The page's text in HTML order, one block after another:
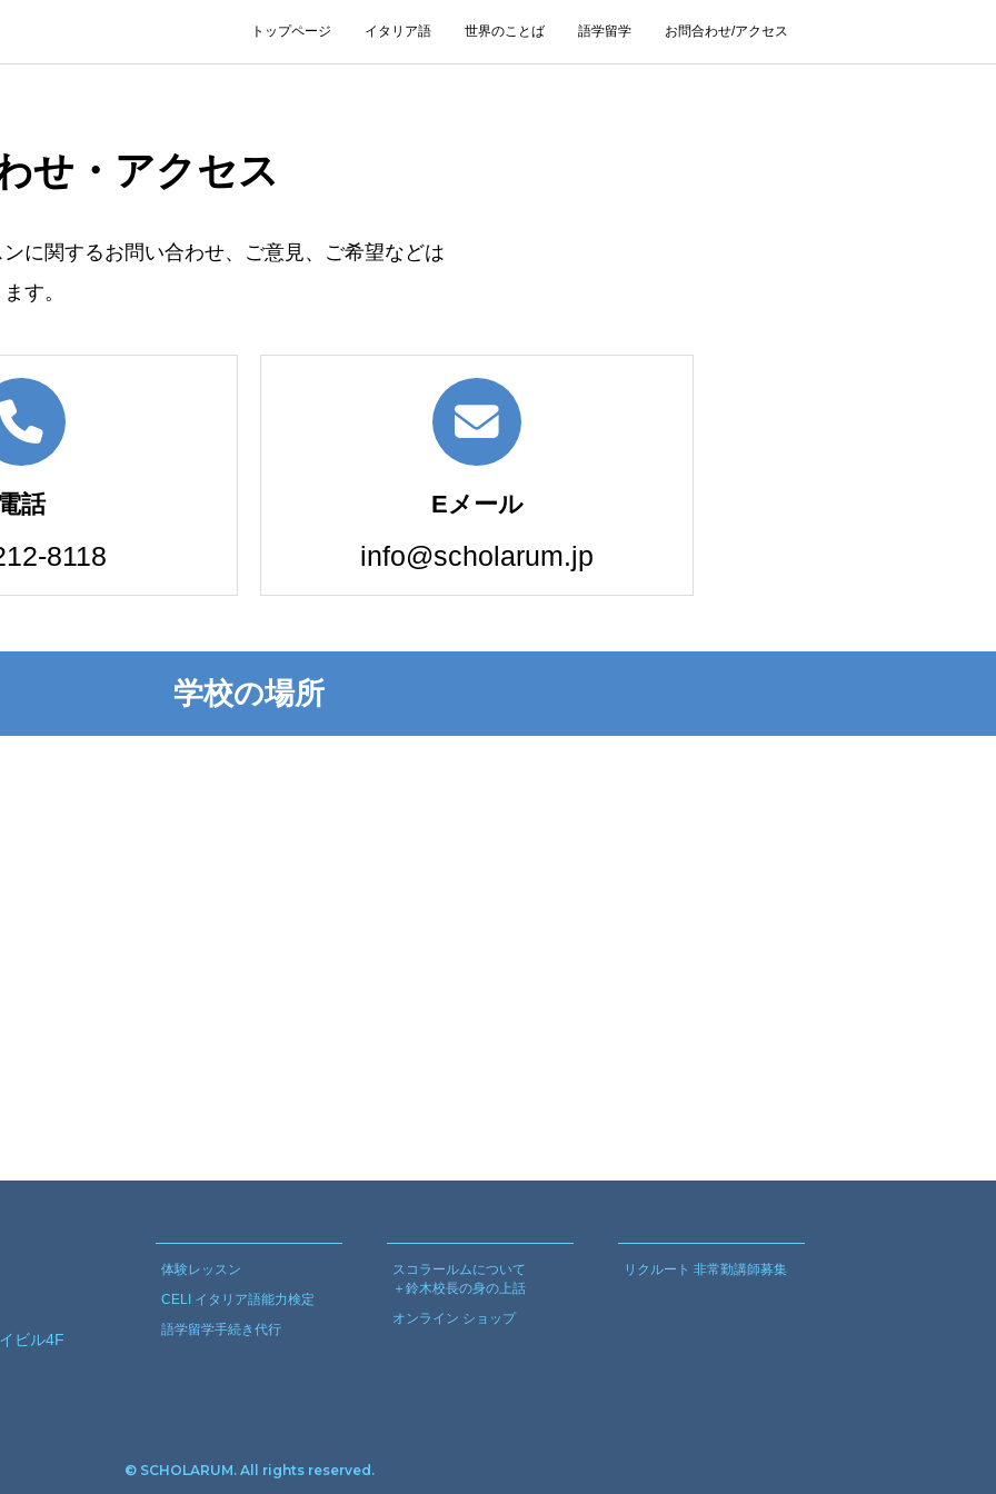
トップページ イタリア語 世界のことば 語学留学 お問合わせ/アクセス
せ・アクセス
に関するお問い合わせ、ご意見、ご希望などは
す。
話
8118
Eメール
info@scholarum.jp
学校の場所
ビル4F
体験レッスン
CELI イタリア語能力検定
語学留学手続き代行
スコラールムについて
＋鈴木校長の身の上話
オンライン ショップ
リクルート 非常勤講師募集
© SCHOLARUM. All rights reserved.